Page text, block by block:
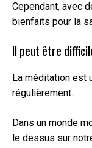
Cependant, avec
bienfaits pour la
Il peut être
La méditation est
régulièrement.
Dans un monde
le dessus sur